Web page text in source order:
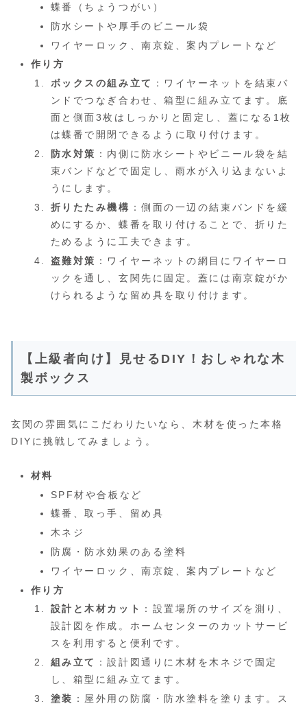
蝶番（ちょうつがい）
防水シートや厚手のビニール袋
ワイヤーロック、南京錠、案内プレートなど
作り方
ボックスの組み立て
：ワイヤーネットを結束バ
ンドでつなぎ合わせ、箱型に組み立てます。底
面と側面3枚はしっかりと固定し、蓋になる1枚
は蝶番で開閉できるように取り付けます。
防水対策 ：内側に防水シートやビニール袋を結
束バンドなどで固定し、雨水が入り込まないよ
うにします。
折りたたみ機構 ：側面の一辺の結束バンドを緩
めにするか、蝶番を取り付けることで、折りた
ためるように工夫できます。
盗難対策 ：ワイヤーネットの網目にワイヤーロ
ックを通し、玄関先に固定。蓋には南京錠がか
けられるような留め具を取り付けます。
【上級者向け】見せるDIY！おしゃれな木
製ボックス
玄関の雰囲気にこだわりたいなら、木材を使った本格
DIYに挑戦してみましょう。
材料
SPF材や合板など
蝶番、取っ手、留め具
木ネジ
防腐・防水効果のある塗料
ワイヤーロック、南京錠、案内プレートなど
作り方
設計と木材カット
：設置場所のサイズを測り、
設計図を作成。ホームセンターのカットサービ
スを利用すると便利です。
組み立て
：設計図通りに木材を木ネジで固定
し、箱型に組み立てます。
塗装 ：屋外用の防腐・防水塗料を塗ります。ス